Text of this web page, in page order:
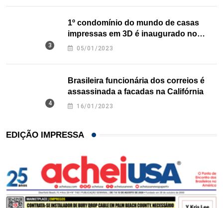
1º condomínio do mundo de casas
impressas em 3D é inaugurado no
Texas
05/01/2023
Brasileira funcionária dos correios é
assassinada a facadas na Califórnia
16/01/2023
EDIÇÃO IMPRESSA